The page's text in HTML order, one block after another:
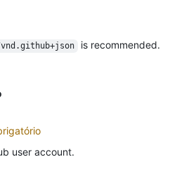
is recommended.
user account.